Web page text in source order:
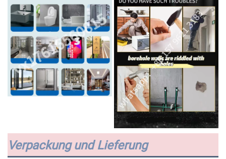
Verpackung und Lieferung